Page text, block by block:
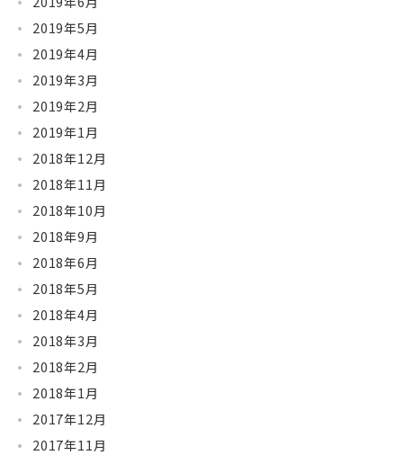
2019年5月
2019年4月
2019年3月
2019年2月
2019年1月
2018年12月
2018年11月
2018年10月
2018年9月
2018年6月
2018年5月
2018年4月
2018年3月
2018年2月
2018年1月
2017年12月
2017年11月